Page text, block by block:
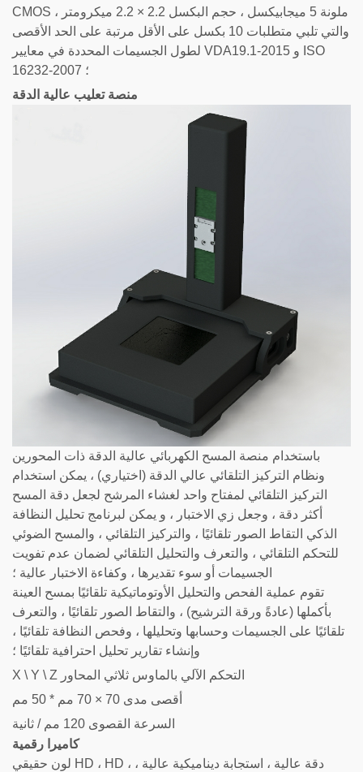
CMOS ملونة 5 ميجابيكسل ، حجم البكسل 2.2 × 2.2 ميكرومتر ،
والتي تلبي متطلبات 10 بكسل على الأقل مرتبة على الحد الأقصى
لطول الجسيمات المحددة في معايير VDA19.1-2015 و ISO
16232-2007 ؛
منصة تعليب عالية الدقة
باستخدام منصة المسح الكهربائي عالية الدقة ذات المحورين
ونظام التركيز التلقائي عالي الدقة (اختياري) ، يمكن استخدام
التركيز التلقائي لمفتاح واحد لغشاء المرشح لجعل دقة المسح
أكثر دقة ، وجعل زي الاختبار ، و يمكن لبرنامج تحليل النظافة
الذكي التقاط الصور تلقائيًا ، والتركيز التلقائي ، والمسح الضوئي
للتحكم التلقائي ، والتعرف والتحليل التلقائي لضمان عدم تفويت
الجسيمات أو سوء تقديرها ، وكفاءة الاختبار عالية ؛
تقوم عملية الفحص والتحليل الأوتوماتيكية تلقائيًا بمسح العينة
بأكملها (عادةً ورقة الترشيح) ، والتقاط الصور تلقائيًا ، والتعرف
تلقائيًا على الجسيمات وحسابها وتحليلها ، وفحص النظافة تلقائيًا ،
وإنشاء تقارير تحليل احترافية تلقائيًا ؛
X \ Y \ Z التحكم الآلي بالماوس ثلاثي المحاور
أقصى مدى 70 × 70 مم * 50 مم
السرعة القصوى 120 مم / ثانية
كاميرا رقمية
لون حقيقي HD ، HD ، دقة عالية ، استجابة ديناميكية عالية ،